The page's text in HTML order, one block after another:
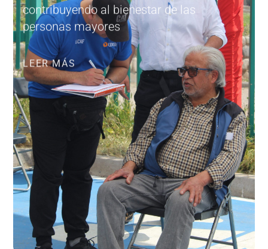
contribuyendo al bienestar de las
personas mayores
LEER MÁS